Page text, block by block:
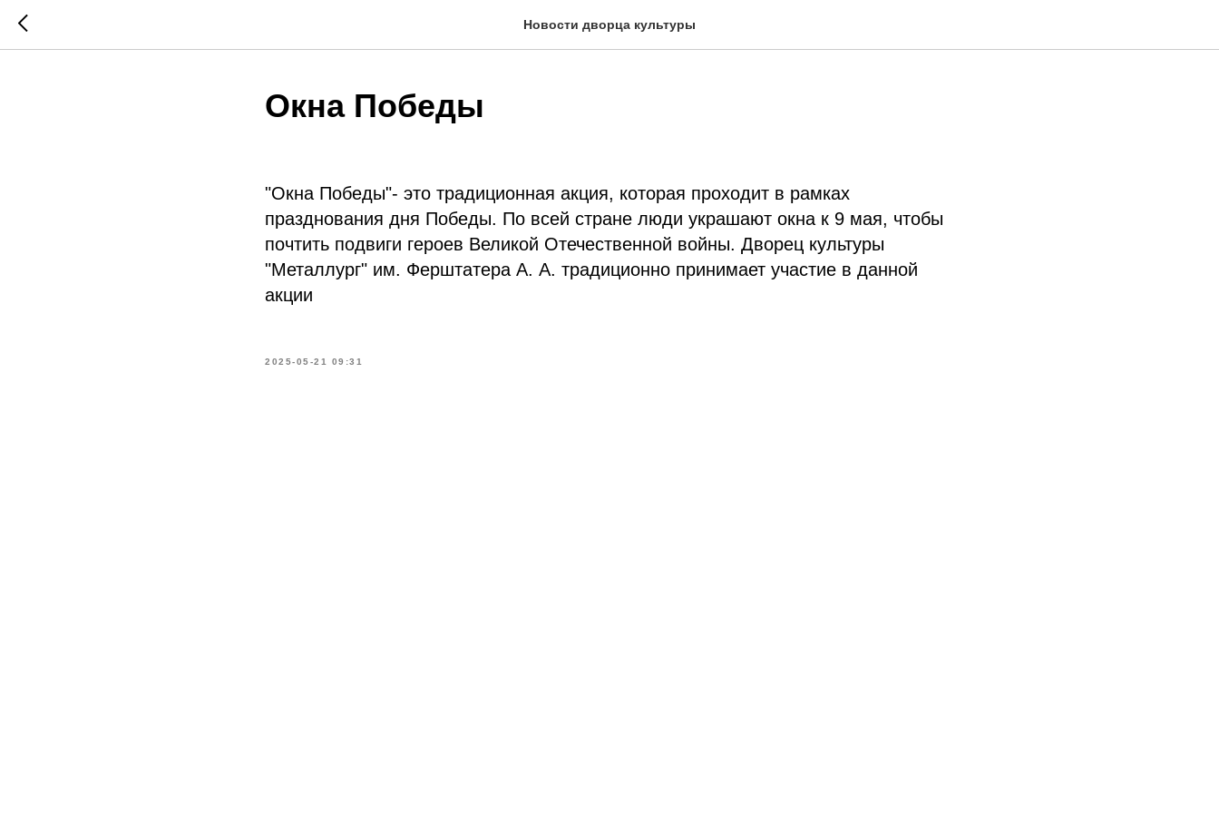
Новости дворца культуры
Окна Победы
"Окна Победы"- это традиционная акция, которая проходит в рамках
празднования дня Победы. По всей стране люди украшают окна к 9 мая, чтобы
почтить подвиги героев Великой Отечественной войны. Дворец культуры
"Металлург" им. Ферштатера А. А. традиционно принимает участие в данной
акции
2025-05-21 09:31